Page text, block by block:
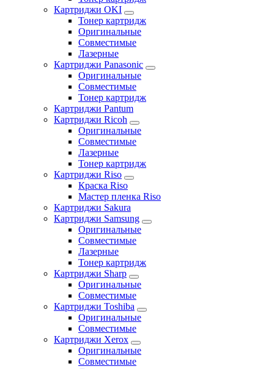
Картриджи OKI
Тонер картридж
Оригинальные
Совместимые
Лазерные
Картриджи Panasonic
Оригинальные
Совместимые
Тонер картридж
Картриджи Pantum
Картриджи Ricoh
Оригинальные
Совместимые
Лазерные
Тонер картридж
Картриджи Riso
Краска Riso
Мастер пленка Riso
Картриджи Sakura
Картриджи Samsung
Оригинальные
Совместимые
Лазерные
Тонер картридж
Картриджи Sharp
Оригинальные
Совместимые
Картриджи Toshiba
Оригинальные
Совместимые
Картриджи Xerox
Оригинальные
Совместимые